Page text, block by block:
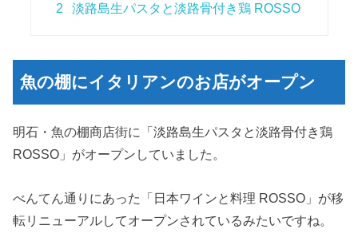
2 淡路島生パスタと淡路骨付き鶏 ROSSO
魚の棚にイタリアンのお店がオープン
明石・魚の棚商店街に「淡路島生パスタと淡路骨付き鶏
ROSSO」がオープンしていました。
べんてん通りにあった「日本ワインと料理 ROSSO」が移
転リニューアルしてオープンされているみたいですね。